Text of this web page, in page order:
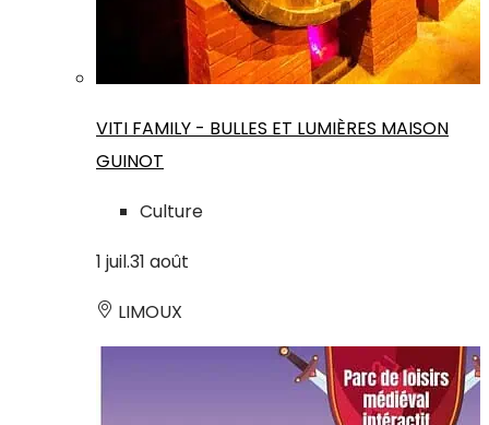
VITI FAMILY - BULLES ET LUMIÈRES MAISON
GUINOT
Culture
1 juil.31 août
LIMOUX